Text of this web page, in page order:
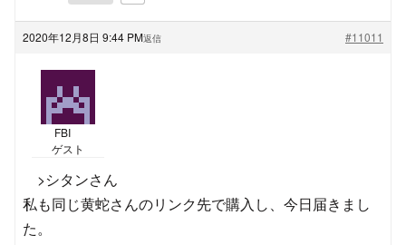
2020年12月8日 9:44 PM #11011
返信
FBI
ゲスト
>シタンさん
私も同じ黄蛇さんのリンク先で購入し、今日届きまし
た。